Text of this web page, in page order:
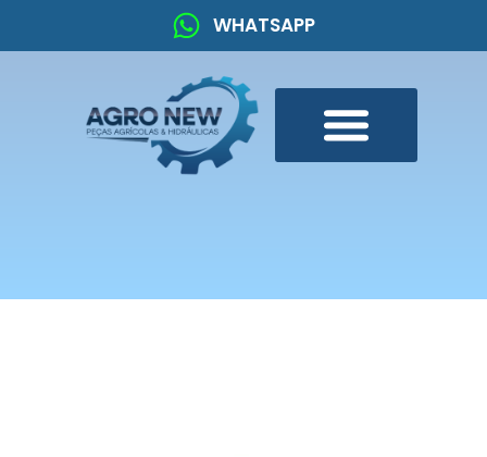
WHATSAPP